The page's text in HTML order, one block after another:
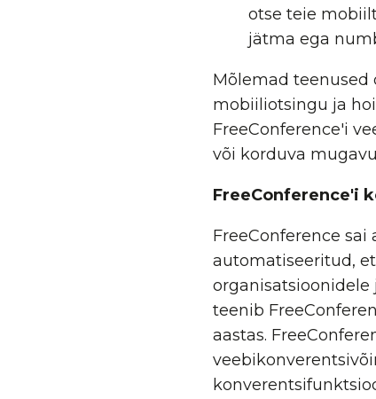
otse teie
jätma ega
Mõlemad teenused
mobiiliotsingu ja
FreeConference'i
või korduva
FreeConference'i
FreeConference
automatiseeritud,
organisatsioonidele
teenib
aastas.